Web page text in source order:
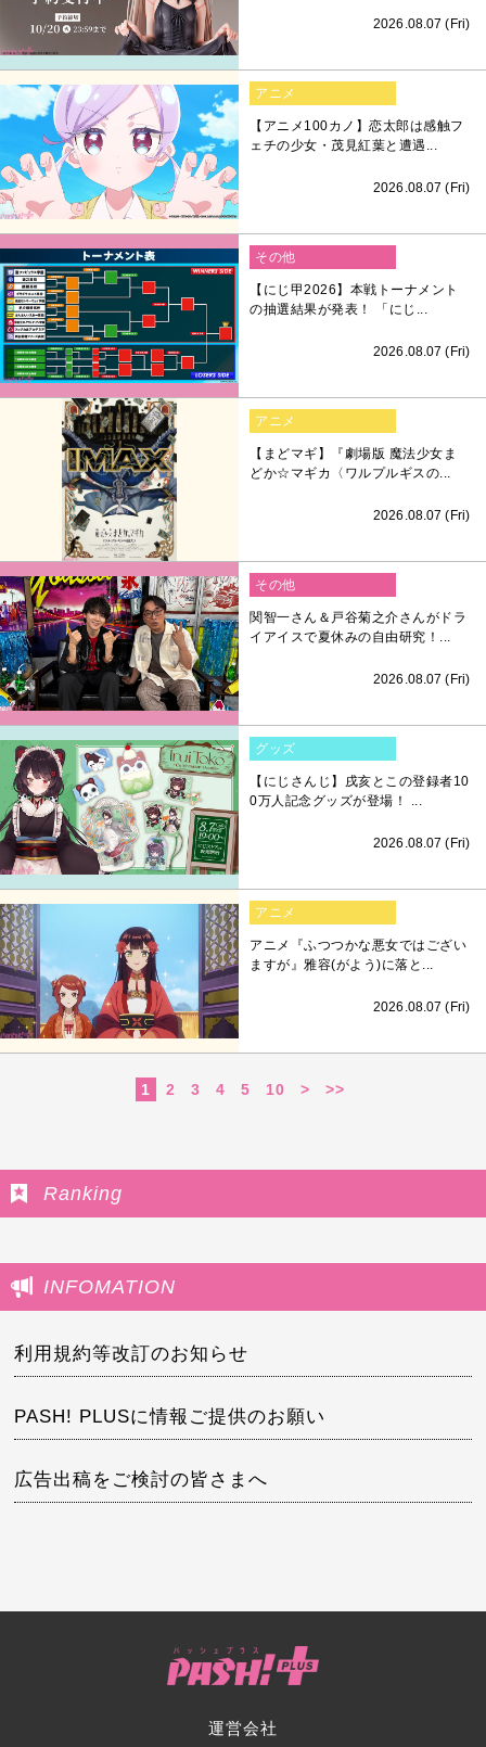
2026.08.07 (Fri)
アニメ
【アニメ100カノ】恋太郎は感触フ
ェチの少女・茂見紅葉と遭遇...
2026.08.07 (Fri)
その他
【にじ甲2026】本戦トーナメント
の抽選結果が発表！ 「にじ...
2026.08.07 (Fri)
アニメ
【まどマギ】『劇場版 魔法少女ま
どか☆マギカ〈ワルプルギスの...
2026.08.07 (Fri)
その他
関智一さん＆戸谷菊之介さんがドラ
イアイスで夏休みの自由研究！...
2026.08.07 (Fri)
グッズ
【にじさんじ】戌亥とこの登録者10
0万人記念グッズが登場！ ...
2026.08.07 (Fri)
アニメ
アニメ『ふつつかな悪女ではござい
ますが』雅容(がよう)に落と...
2026.08.07 (Fri)
1 2 3 4 5 10 > >>
Ranking
INFOMATION
利用規約等改訂のお知らせ
PASH! PLUSに情報ご提供のお願い
広告出稿をご検討の皆さまへ
運営会社